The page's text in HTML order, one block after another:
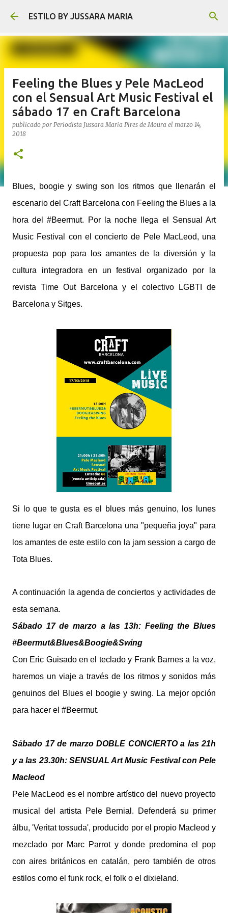
Ir al contenido principal
ESTILO BY JUSSARA MARIA
Feeling the Blues y Pele MacLeod
con el Sensual Art Music Festival el
sábado 17 en Craft Barcelona
publicado por Periodista Jussara Maria Pires de Moura el marzo 14,
2018
Blues, boogie y swing son los ritmos que llenarán el
escenario del Craft Barcelona con Feeling the Blues a la
hora del #Beermut. Por la noche llega el Sensual Art
Music Festival con el concierto de Pele MacLeod, una
propuesta pop para los amantes de la diversión y la
cultura integradora en un festival organizado por la
revista Time Out Barcelona y el colectivo LGBTI de
Barcelona y Sitges.
Si lo que te gusta es el blues más genuino, los lunes
tiene lugar en Craft Barcelona una "pequeña joya" para
los amantes de este estilo con la jam session a cargo de
Tota Blues.
A continuación la agenda de conciertos y actividades de
esta semana.
Sábado 17 de marzo a las 13h: Feeling the Blues
#Beermut&Blues&Boogie&Swing
Con Eric Guisado en el teclado y Frank Barnes a la voz,
haremos un viaje a través de los ritmos y sonidos más
genuinos del Blues el boogie y swing. La mejor opción
para hacer el #Beermut.
Sábado 17 de marzo DOBLE CONCIERTO a las 21h
y a las 23.30h: SENSUAL Art Music Festival con Pele
Macleod
Pele MacLeod es el nombre artístico del nuevo proyecto
musical del artista Pele Bernial. Defenderá su primer
álbu, 'Veritat tossuda', producido por el propio Macleod y
mezclado por Marc Parrot y donde predomina el pop
con aires británicos en catalán, pero también de otros
estilos como el funk rock, el folk o el dixieland.